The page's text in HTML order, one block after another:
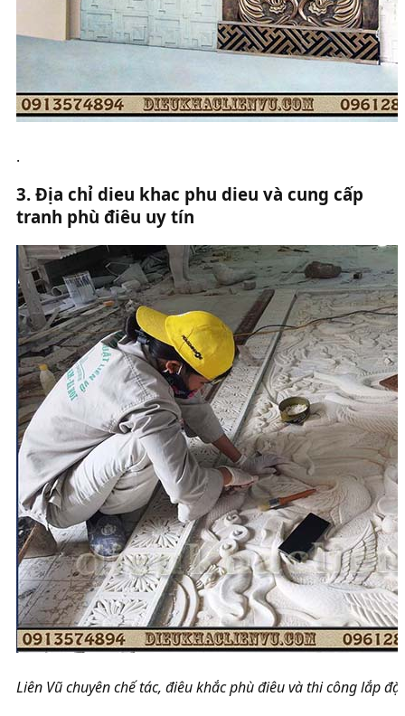
.
3. Địa chỉ dieu khac phu dieu và cung cấp
tranh phù điêu uy tín​
Liên Vũ chuyên chế tác, điêu khắc phù điêu và thi công lắp đặt